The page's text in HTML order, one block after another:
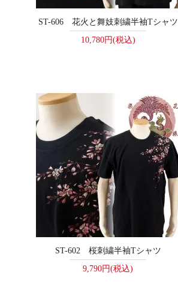
ST-606 花火と舞妓刺繍半袖Tシャツ
10,780円(税込)
ST-602 桜刺繍半袖Tシャツ
9,790円(税込)